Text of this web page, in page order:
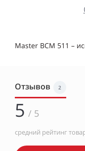
Master BCM 511 –
Отзывов 2
5 / 5
средний рейтинг